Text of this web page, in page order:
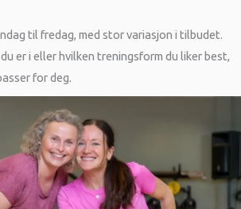
til fredag, med stor variasjon i tilbudet.
er i eller hvilken treningsform du liker best,
for deg.